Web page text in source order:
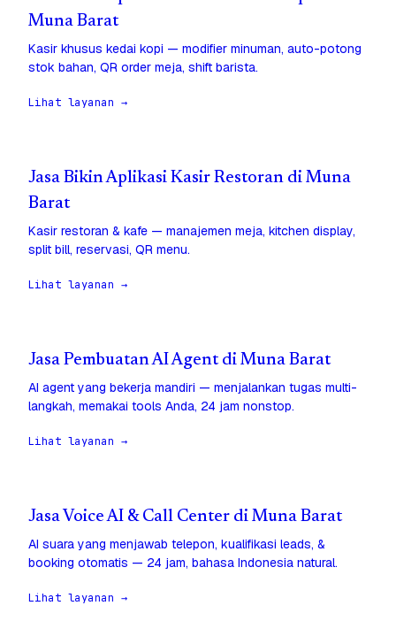
Muna Barat
Kasir khusus kedai kopi — modifier minuman, auto-potong
stok bahan, QR order meja, shift barista.
Lihat layanan →
Jasa Bikin Aplikasi Kasir Restoran di Muna
Barat
Kasir restoran & kafe — manajemen meja, kitchen display,
split bill, reservasi, QR menu.
Lihat layanan →
Jasa Pembuatan AI Agent di Muna Barat
AI agent yang bekerja mandiri — menjalankan tugas multi-
langkah, memakai tools Anda, 24 jam nonstop.
Lihat layanan →
Jasa Voice AI & Call Center di Muna Barat
AI suara yang menjawab telepon, kualifikasi leads, &
booking otomatis — 24 jam, bahasa Indonesia natural.
Lihat layanan →